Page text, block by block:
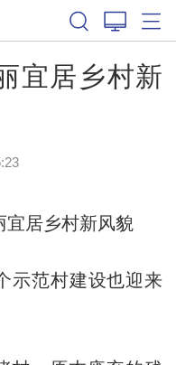
宜居乡村新
居乡村新风貌
范村建设也迎来